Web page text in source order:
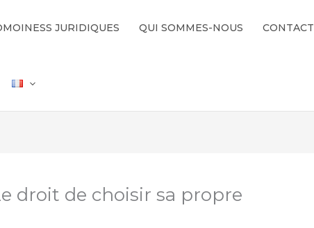
JURIDIQUES QUI SOMMES-NOUS CONTACT
droit de choisir sa propre